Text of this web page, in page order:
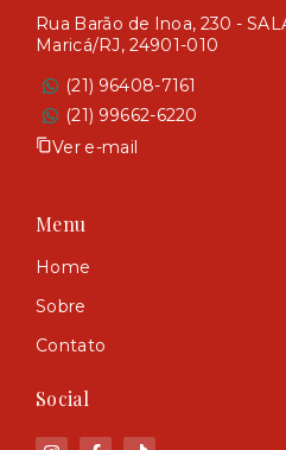
Rua Barão de Inoa, 230 -
Maricá/RJ, 24901-010
(21) 96408-7161
(21) 99662-6220
Ver e-mail
Menu
Home
Sobre
Contato
Social